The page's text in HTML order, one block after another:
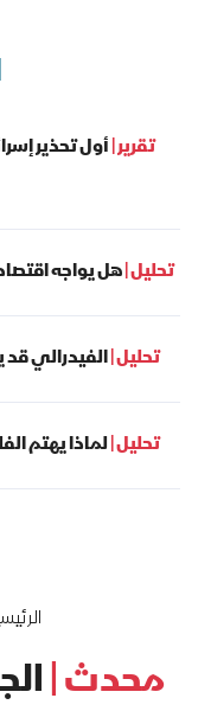
تقرير |أول تحذير
تحليل |هل يواجه
تحليل |الفيدرالي قد يدفع
تحليل |لماذا يهتم
محدث |